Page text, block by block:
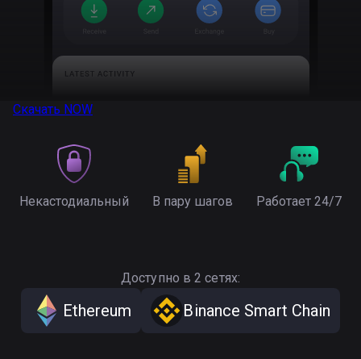
Скачать NOW
Некастодиальный В пару шагов Работает 24/7
Доступно в 2 сетях:
Ethereum Binance Smart Chain